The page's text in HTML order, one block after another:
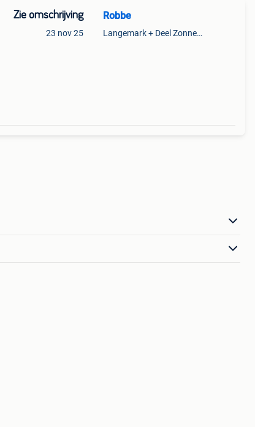
Zie omschrijving
23 nov 25
Robbe
Langemark + Deel Zonnebeke